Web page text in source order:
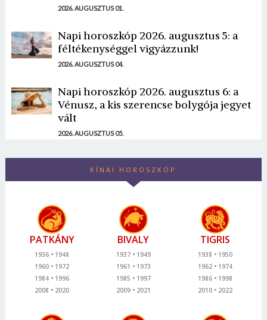
2026. AUGUSZTUS 01.
Napi horoszkóp 2026. augusztus 5: a
féltékenységgel vigyázzunk!
2026. AUGUSZTUS 04.
Napi horoszkóp 2026. augusztus 6: a
Vénusz, a kis szerencse bolygója jegyet
vált
2026. AUGUSZTUS 05.
KÍNAI HOROSZKÓP
PATKÁNY
1936
1948
1960
1972
1984
1996
2008
2020
BIVALY
1937
1949
1961
1973
1985
1997
2009
2021
TIGRIS
1938
1950
1962
1974
1986
1998
2010
2022